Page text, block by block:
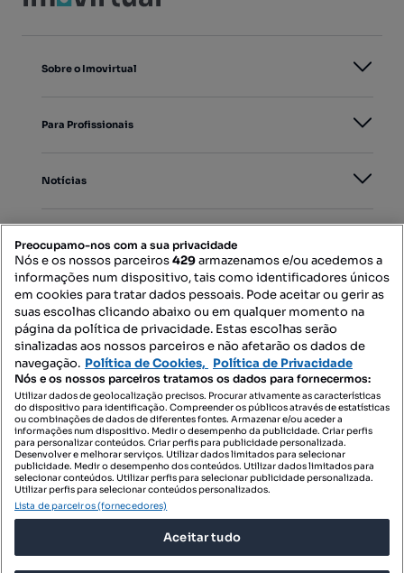
Sobre o Imovirtual
Para Profissionais
Notícias
Mapa do Site
Contacte-nos
SIGA-NOS:
DESCARREGAR NA:
Preocupamo-nos com a sua privacidade
Nós e os nossos parceiros429armazenamos e/ou acedemos a
informações num dispositivo, tais como identificadores únicos
em cookies para tratar dados pessoais. Pode aceitar ou gerir as
suas escolhas clicando abaixo ou em qualquer momento na
página da política de privacidade. Estas escolhas serão
sinalizadas aos nossos parceiros e não afetarão os dados de
navegação. Política de Cookies, Política de Privacidade
Nós e os nossos parceiros tratamos os dados para fornecermos:
Utilizar dados de geolocalização precisos. Procurar ativamente as características
do dispositivo para identificação. Compreender os públicos através de estatísticas
ou combinações de dados de diferentes fontes. Armazenar e/ou aceder a
informações num dispositivo. Medir o desempenho da publicidade. Criar perfis
para personalizar conteúdos. Criar perfis para publicidade personalizada.
Desenvolver e melhorar serviços. Utilizar dados limitados para selecionar
publicidade. Medir o desempenho dos conteúdos. Utilizar dados limitados para
selecionar conteúdos. Utilizar perfis para selecionar publicidade personalizada.
Utilizar perfis para selecionar conteúdos personalizados.
Lista de parceiros (fornecedores)
Aceitar tudo